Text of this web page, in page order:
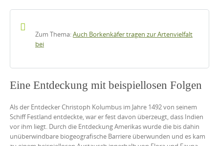
Zum Thema:Auch Borkenkäfer tragen zur Artenvielfalt
bei
Eine Entdeckung mit beispiellosen Folgen
Als der Entdecker Christoph Kolumbus im Jahre 1492 von seinem
Schiff Festland entdeckte, war er fest davon überzeugt, dass Indien
vor ihm liegt. Durch die Entdeckung Amerikas wurde die bis dahin
unüberwindbare biogeografische Barriere überwunden und es kam